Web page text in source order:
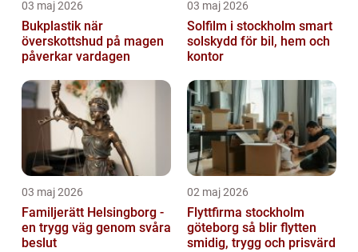
03 maj 2026
Bukplastik när
överskottshud på magen
påverkar vardagen
03 maj 2026
Solfilm i stockholm smart
solskydd för bil, hem och
kontor
03 maj 2026
Familjerätt Helsingborg -
en trygg väg genom svåra
beslut
02 maj 2026
Flyttfirma stockholm
göteborg så blir flytten
smidig, trygg och prisvärd